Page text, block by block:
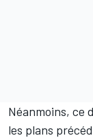
Néanmoins, ce
les plans